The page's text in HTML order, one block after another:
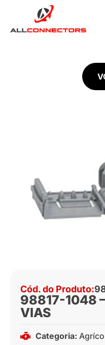
Cód. do Produto:
98817-1048
VIAS
Categoria: